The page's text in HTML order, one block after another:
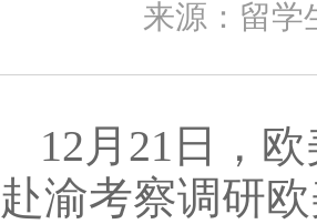
来源：留学
12月21日，
赴渝考察调研